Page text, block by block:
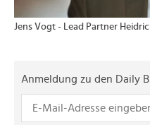
Jens Vogt - Lead Partner
Anmeldung zu den Daily